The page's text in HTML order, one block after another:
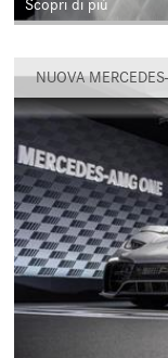
Scopri di più
NUOVA